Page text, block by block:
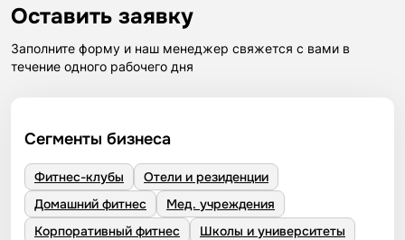
Оставить заявку
Заполните форму и наш менеджер свяжется с вами в
течение одного рабочего дня
Сегменты бизнеса
Фитнес-клубы
Отели и резиденции
Домашний фитнес
Мед. учреждения
Корпоративный фитнес
Школы и университеты